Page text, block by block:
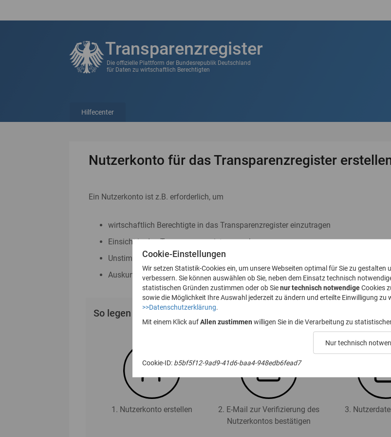
Transparenzregister
Die offizielle Plattform der Bundesrepublik Deutschland
für Daten zu wirtschaftlich Berechtigten
Hilfecenter
Nutzerkonto für das Transparenzregister
Ein Nutzerkonto ist z.B. erforderlich, um
wirtschaftlich Berechtigte in das Transparenzregister einzutragen
Einsicht in das Transparenzregister zu nehmen
Unstimmigkeitsmeldungen nach § 23a GwG abzugeben
Auskunftsanträge nach § 23 Abs. 8 GwG zu stellen
So legen Sie Ihr Nutzerkonto für das Transparenzregister an
1. Nutzerkonto erstellen
2. E-Mail zur Verifizierung des
Nutzerkontos bestätigen
3.
Cookie-Einstellungen
Wir setzen Statistik-Cookies ein, um unsere Webseiten optimal für Sie zu gestalten
verbessern. Sie können auswählen ob Sie, neben dem Einsatz technisch
statistischen Gründen zustimmen oder ob Sienur technisch notwendigeCookies
sowie die Möglichkeit Ihre Auswahl jederzeit zu ändern und erteilte Einwilligung zu
>>Datenschutzerklärung
Mit einem Klick auf Allen zustimmen willigen Sie in die Verarbeitung zu
Nur technisch
Cookie-ID: b5bf5f12-9ad9-41d6-baa4-948edb6fead7